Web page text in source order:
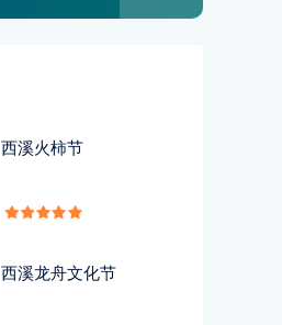
西溪火柿节
西溪龙舟文化节